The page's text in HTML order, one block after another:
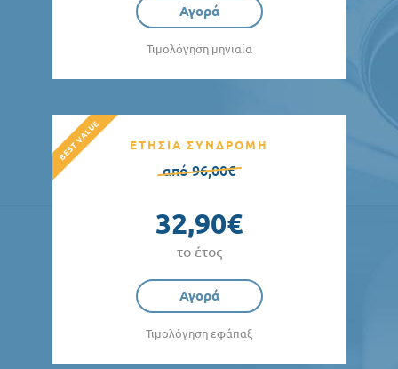
Αγορά
Τιμολόγηση μηνιαία
ΕΤΗΣΙΑ ΣΥΝΔΡΟΜΗ
από 96,00€
32,90€
το έτος
Αγορά
Τιμολόγηση εφάπαξ